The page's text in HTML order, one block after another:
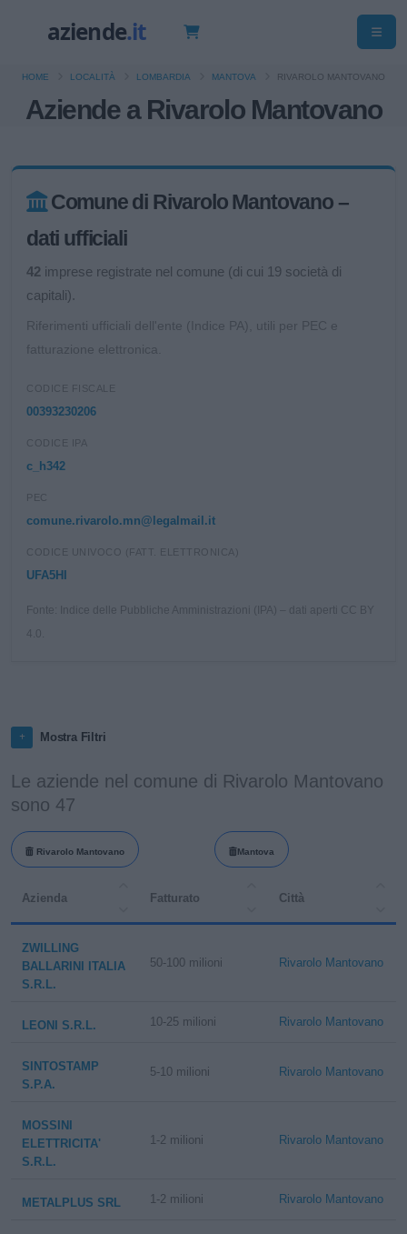
Aziende a Rivarolo Mantovano
HOME LOCALITÀ LOMBARDIA MANTOVA RIVAROLO MANTOVANO
Comune di Rivarolo Mantovano –
dati ufficiali
42 imprese registrate nel comune (di cui 19 società di
capitali).
Riferimenti ufficiali dell'ente (Indice PA), utili per PEC e
fatturazione elettronica.
CODICE FISCALE
00393230206
CODICE IPA
c_h342
PEC
comune.rivarolo.mn@legalmail.it
CODICE UNIVOCO (FATT. ELETTRONICA)
UFA5HI
Fonte: Indice delle Pubbliche Amministrazioni (IPA) – dati aperti CC BY
Mostra Filtri
Le aziende nel comune di Rivarolo Mantovano
sono 47
Rivarolo Mantovano Mantova
Azienda Fatturato Città
ZWILLING
BALLARINI ITALIA
S.R.L.
50-100 milioni Rivarolo Mantovano
LEONI S.R.L. 10-25 milioni Rivarolo Mantovano
SINTOSTAMP
S.P.A.
5-10 milioni Rivarolo Mantovano
MOSSINI
ELETTRICITA'
S.R.L.
1-2 milioni Rivarolo Mantovano
METALPLUS SRL 1-2 milioni Rivarolo Mantovano